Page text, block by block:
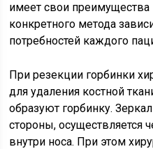
имеет свои преимущества
конкретного метода
потребностей каждого
При резекции горбинки
для удаления костной
образуют горбинку.
стороны, осуществляется
внутри носа. При этом